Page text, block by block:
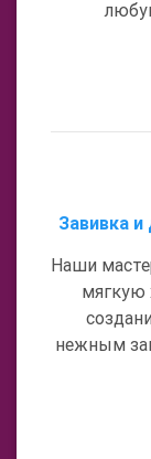
Завивка
Наши
мягкую
нежным